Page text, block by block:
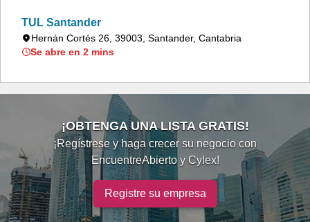
TUL Santander
Hernán Cortés 26, 39003, Santander, Cantabria
Se abre en 2 mins
¡OBTENGA UNA LISTA GRATIS!
¡Regístrese y haga crecer su negocio con
EncuentreAbierto y Cylex!
Registre su empresa